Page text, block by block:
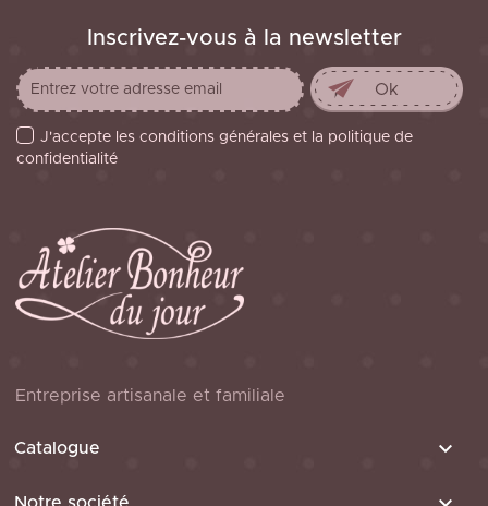
Inscrivez-vous à la newsletter
J'accepte les conditions générales et la politique de
confidentialité
Entreprise artisanale et familiale
Catalogue 